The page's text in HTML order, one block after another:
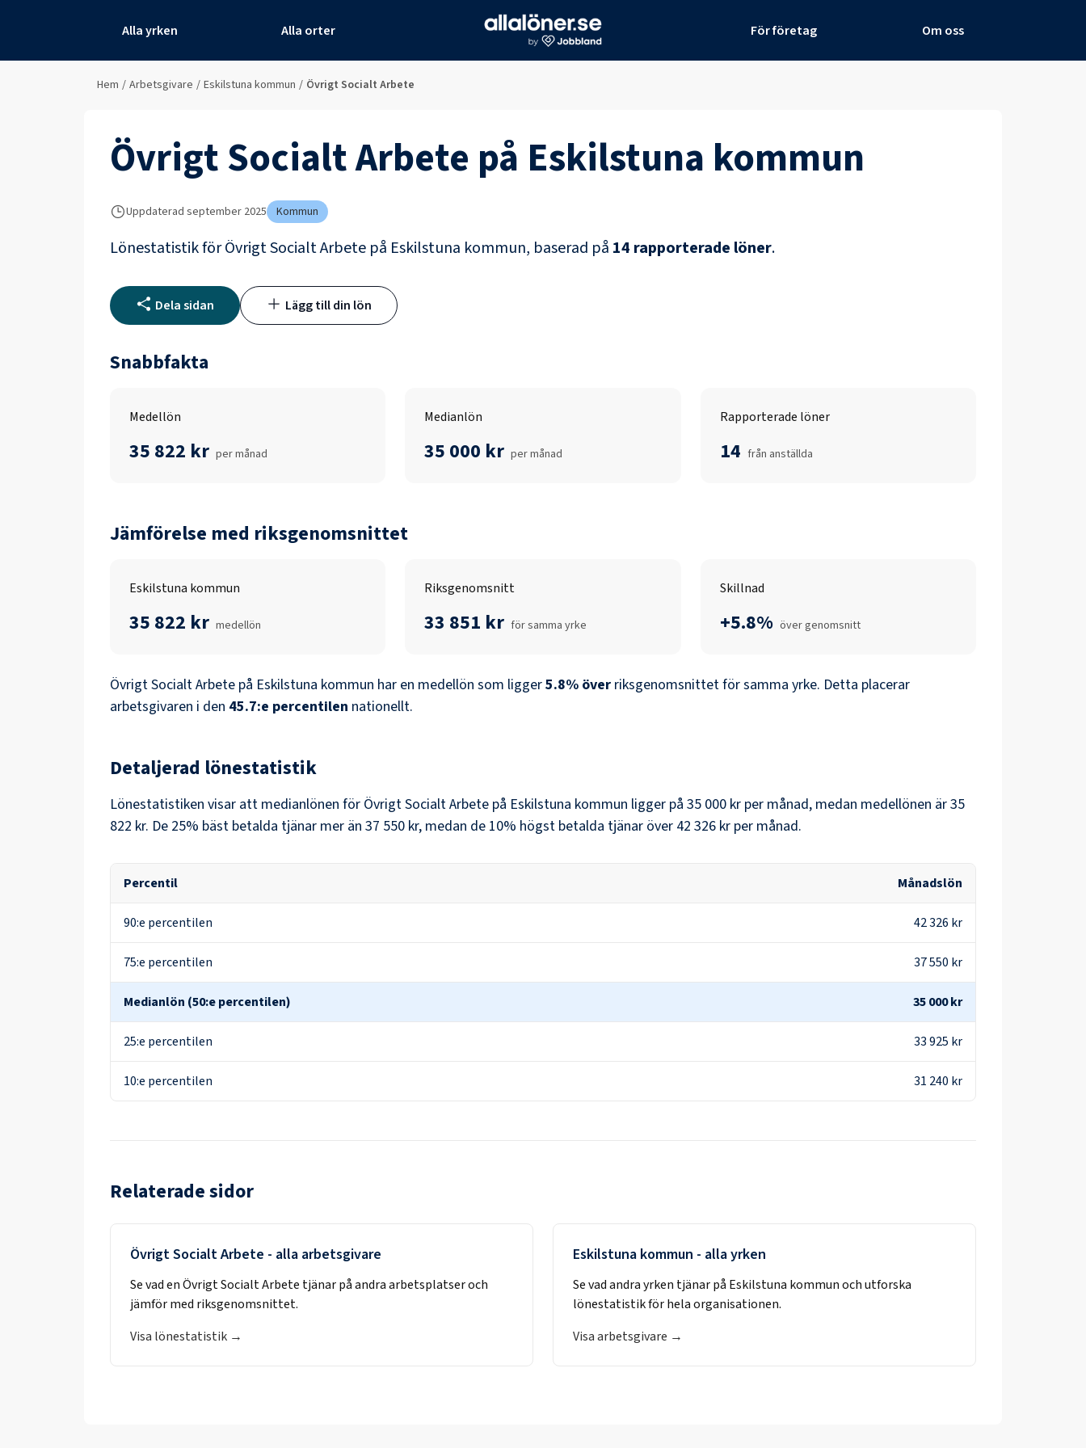
Alla yrken Alla orter För företag Om oss
Hem / Arbetsgivare / Eskilstuna kommun / Övrigt Socialt Arbete
Övrigt Socialt Arbete på Eskilstuna kommun
Uppdaterad september 2025 Kommun
Lönestatistik förÖvrigt Socialt Arbete på Eskilstuna kommun, baserad på 14 rapporterade löner.
Dela sidan Lägg till din lön
Snabbfakta
Medellön
35 822 kr per månad
Medianlön
35 000 kr per månad
Rapporterade löner
14 från anställda
Jämförelse med riksgenomsnittet
Eskilstuna kommun
35 822 kr medellön
Riksgenomsnitt
33 851 kr för samma yrke
Skillnad
+5.8% över genomsnitt
Övrigt Socialt Arbete på Eskilstuna kommun har en medellön som ligger5.8% över riksgenomsnittet för samma yrke. Detta placerar
arbetsgivaren i den 45.7:e percentilen nationellt.
Detaljerad lönestatistik
Lönestatistiken visar att medianlönen för Övrigt Socialt Arbete på Eskilstuna kommun ligger på 35 000 kr per månad, medan medellönen är35
822 kr. De 25% bäst betalda tjänar mer än 37 550 kr, medan de 10% högst betalda tjänar över 42 326 kr per månad.
Percentil Månadslön
90:e percentilen 42 326 kr
75:e percentilen 37 550 kr
Medianlön (50:e percentilen) 35 000 kr
25:e percentilen 33 925 kr
10:e percentilen 31 240 kr
Relaterade sidor
Övrigt Socialt Arbete - alla arbetsgivare
Se vad enÖvrigt Socialt Arbete tjänar på andra arbetsplatser och
jämför med riksgenomsnittet.
Visa lönestatistik →
Eskilstuna kommun - alla yrken
Se vad andra yrken tjänar på Eskilstuna kommunoch utforska
lönestatistik för hela organisationen.
Visa arbetsgivare →